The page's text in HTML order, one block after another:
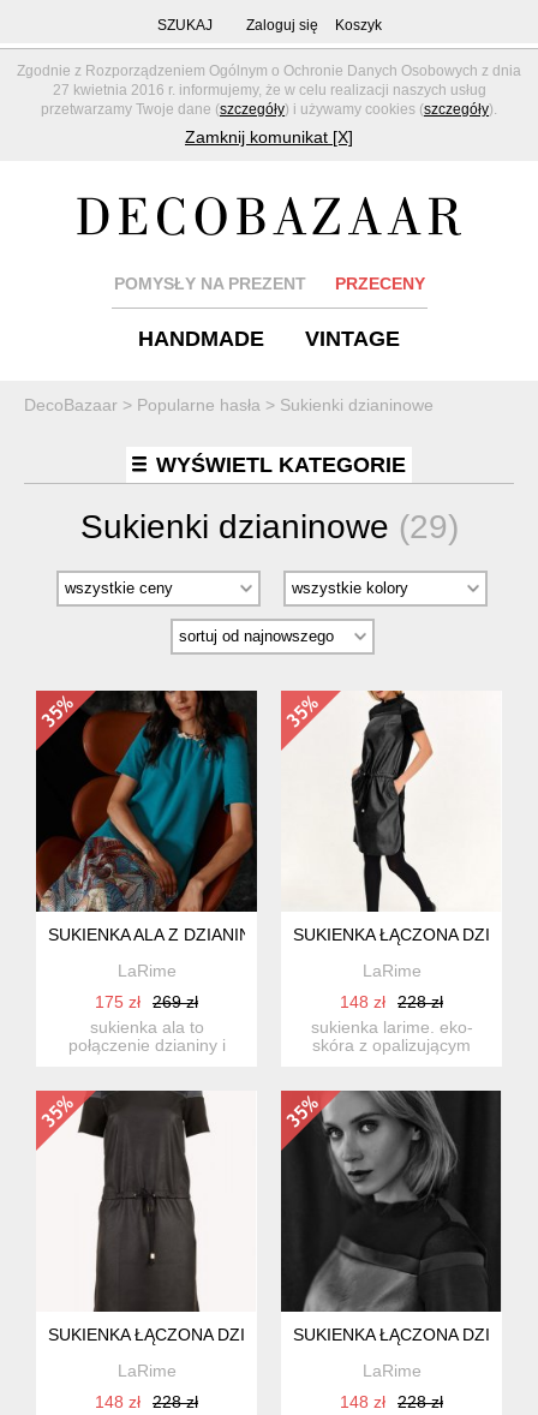
Zgodnie z Rozporządzeniem Ogólnym o Ochronie Danych Osobowych z dnia
27 kwietnia 2016 r. informujemy, że w celu realizacji naszych usług
przetwarzamy Twoje dane (szczegóły) i używamy cookies (szczegóły).
Zamknij komunikat [X]
SZUKAJ Zaloguj się Koszyk
POMYSŁY NA PREZENT PRZECENY
HANDMADE VINTAGE
DecoBazaar > Popularne hasła > Sukienki dzianinowe
WYŚWIETL KATEGORIE
Sukienki dzianinowe (29)
SUKIENKA ALA Z DZIANINY I TKANINY
LaRime
175 zł
269 zł
sukienka ala to
połączenie dzianiny i
SUKIENKA ŁĄCZONA
LaRime
148 zł
228 zł
sukienka larime. eko-
skóra z opalizującym
SUKIENKA ŁĄCZONA DZIANINA I EKO-SKÓRA
LaRime
148 zł
228 zł
SUKIENKA ŁĄCZONA
LaRime
148 zł
228 zł